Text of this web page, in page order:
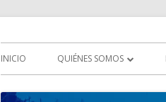
HABITAR Argentina
Menú
principal
INICIO QUIÉNES SOMOS